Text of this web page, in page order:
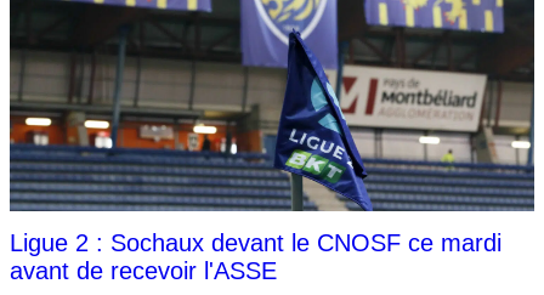
Ligue 2 : Sochaux devant le CNOSF ce mardi
avant de recevoir l'ASSE